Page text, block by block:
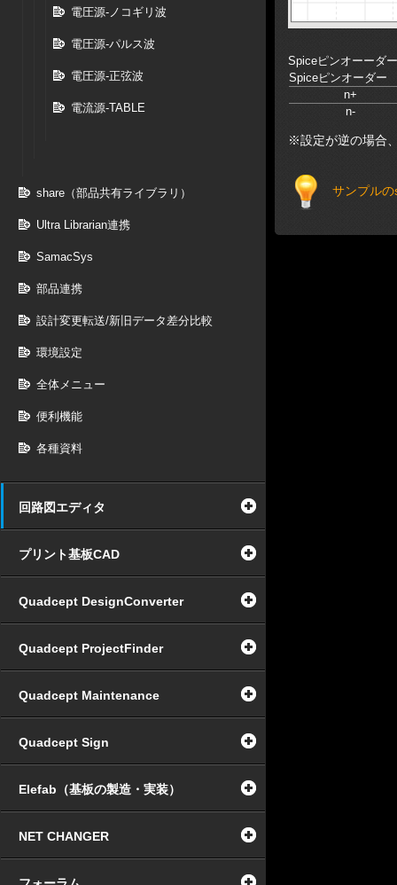
電圧源-ノコギリ波
電圧源-パルス波
電圧源-正弦波
電流源-TABLE
share（部品共有ライブラリ）
Ultra Librarian連携
SamacSys
部品連携
設計変更転送/新旧データ差分比較
環境設定
全体メニュー
便利機能
各種資料
回路図エディタ
プリント基板CAD
Quadcept DesignConverter
Quadcept ProjectFinder
Quadcept Maintenance
Quadcept Sign
Elefab（基板の製造・実装）
NET CHANGER
Spiceピンオーーダ
Spiceピンオーダー
n+
n-
※設定が逆の場合
サンプル